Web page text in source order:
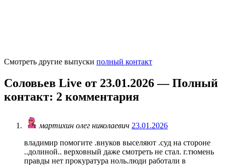
Смотреть другие выпуски полный контакт
Соловьев Live от 23.01.2026 — Полный
контакт: 2 комментария
мартихин олег николаевич 23.01.2026
владимир помогите .внуков выселяют .суд на стороне
..долиной.. верховный даже смотреть не стал. г.тюмень
правды нет прокуратура ноль.люди работали в